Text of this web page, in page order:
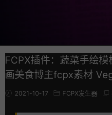
FCPX插件：蔬菜手绘
画美食博主fcpx素材
2021-10-17 FCPX发生器